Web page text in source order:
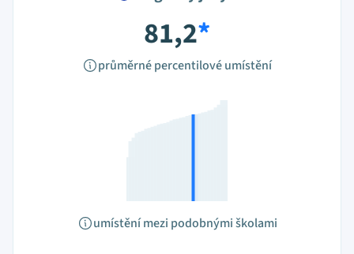
81,2*
průměrné percentilové umístění
umístění mezi podobnými školami